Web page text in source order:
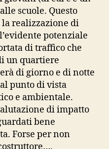
scuole. Questo
realizzazione di
potenziale
di traffico che
un quartiere
di giorno e di notte
punto di vista
e ambientale.
di impatto
bene
Forse per non